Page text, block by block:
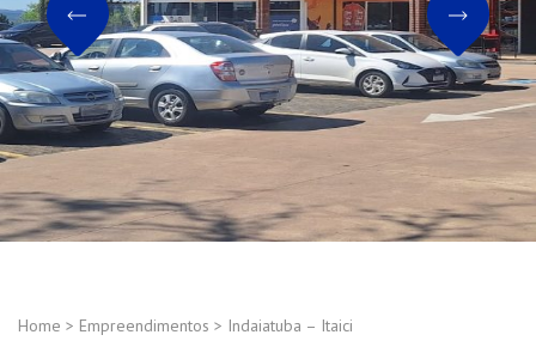
Previous Next
Home > Empreendimentos > Indaiatuba – Itaici